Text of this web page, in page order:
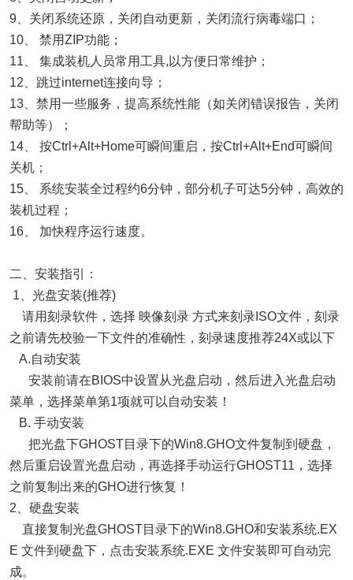
9、关闭系统还原，关闭自动更新，关闭流行病毒端口；
10、 禁用ZIP功能；
11、 集成装机人员常用工具,以方便日常维护；
12、跳过internet连接向导；
13、禁用一些服务，提高系统性能（如关闭错误报告，关闭
帮助等）；
14、 按Ctrl+Alt+Home可瞬间重启，按Ctrl+Alt+End可瞬间
关机；
15、 系统安装全过程约6分钟，部分机子可达5分钟，高效的
装机过程；
16、 加快程序运行速度。
二、安装指引：
1、光盘安装(推荐)
请用刻录软件，选择 映像刻录 方式来刻录ISO文件，刻录
之前请先校验一下文件的准确性，刻录速度推荐24X或以下
A.自动安装
安装前请在BIOS中设置从光盘启动，然后进入光盘启动
菜单，选择菜单第1项就可以自动安装！
B. 手动安装
把光盘下GHOST目录下的Win8.GHO文件复制到硬盘，
然后重启设置光盘启动，再选择手动运行GHOST11，选择
之前复制出来的GHO进行恢复！
2、硬盘安装
直接复制光盘GHOST目录下的Win8.GHO和安装系统.EX
E 文件到硬盘下，点击安装系统.EXE 文件安装即可自动完
成。